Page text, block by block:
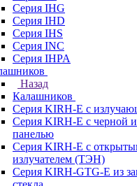
Серия IHG
Серия IHD
Серия IHS
Серия INC
Серия IHPA
Назад
Калашников
Серия KIRH-E с
Серия KIRH-E с черной
панелью
Серия KIRH-E с
излучателем (ТЭН)
Серия KIRH-GTG-E из